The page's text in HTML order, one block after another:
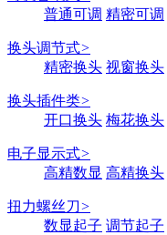
普通可调 精密可调
换头调节式>
精密换头 视窗换头
换头插件类>
开口换头 梅花换头
电子显示式>
高精数显 高精换头
扭力螺丝刀>
数显起子 调节起子